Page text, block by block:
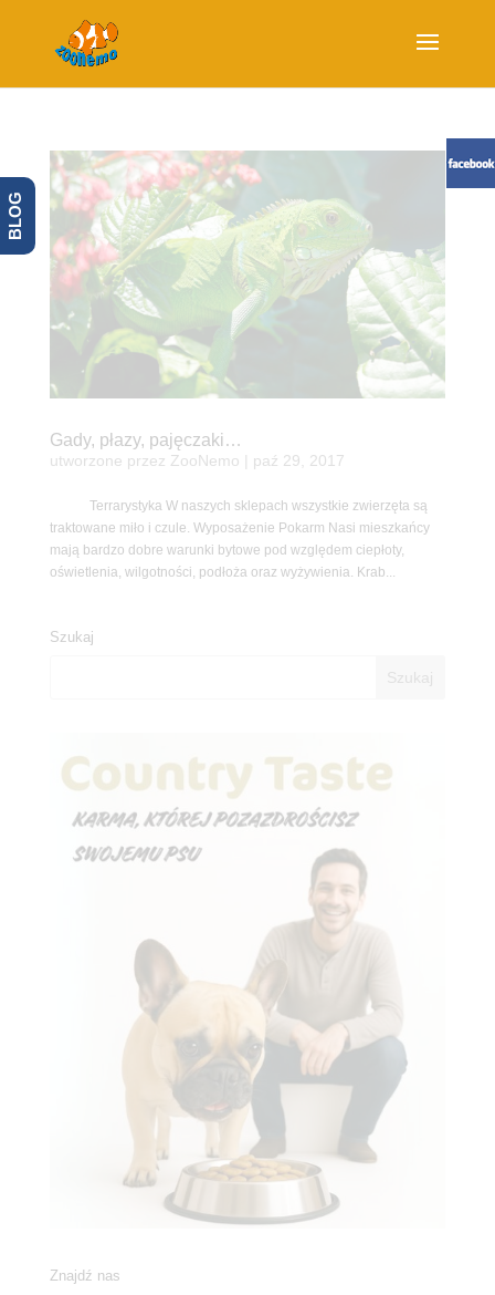
Gady, płazy, pajęczaki…
utworzone przez ZooNemo paź 29, 2017
Terrarystyka W naszych sklepach wszystkie zwierzęta są
traktowane miło i czule. Wyposażenie Pokarm Nasi mieszkańcy
mają bardzo dobre warunki bytowe pod względem ciepłoty,
oświetlenia, wilgotności, podłoża oraz wyżywienia. Krab...
Szukaj
Znajdź nas
BLOG